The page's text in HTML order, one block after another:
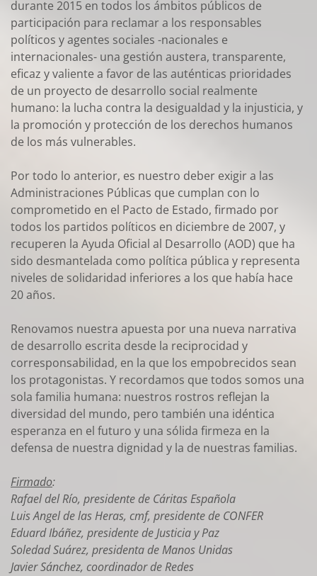
durante 2015 en todos los ámbitos públicos de
participación para reclamar a los responsables
políticos y agentes sociales -nacionales e
internacionales- una gestión austera, transparente,
eficaz y valiente a favor de las auténticas prioridades
de un proyecto de desarrollo social realmente
humano: la lucha contra la desigualdad y la injusticia, y
la promoción y protección de los derechos humanos
de los más vulnerables.
Por todo lo anterior, es nuestro deber exigir a las
Administraciones Públicas que cumplan con lo
comprometido en el Pacto de Estado, firmado por
todos los partidos políticos en diciembre de 2007, y
recuperen la Ayuda Oficial al Desarrollo (AOD) que ha
sido desmantelada como política pública y representa
niveles de solidaridad inferiores a los que había hace
20 años.
Renovamos nuestra apuesta por una nueva narrativa
de desarrollo escrita desde la reciprocidad y
corresponsabilidad, en la que los empobrecidos sean
los protagonistas. Y recordamos que todos somos una
sola familia humana: nuestros rostros reflejan la
diversidad del mundo, pero también una idéntica
esperanza en el futuro y una sólida firmeza en la
defensa de nuestra dignidad y la de nuestras familias.
Firmado:
Rafael del Río, presidente de Cáritas Española
Luis Angel de las Heras, cmf, presidente de CONFER
Eduard Ibáñez, presidente de Justicia y Paz
Soledad Suárez, presidenta de Manos Unidas
Javier Sánchez, coordinador de Redes